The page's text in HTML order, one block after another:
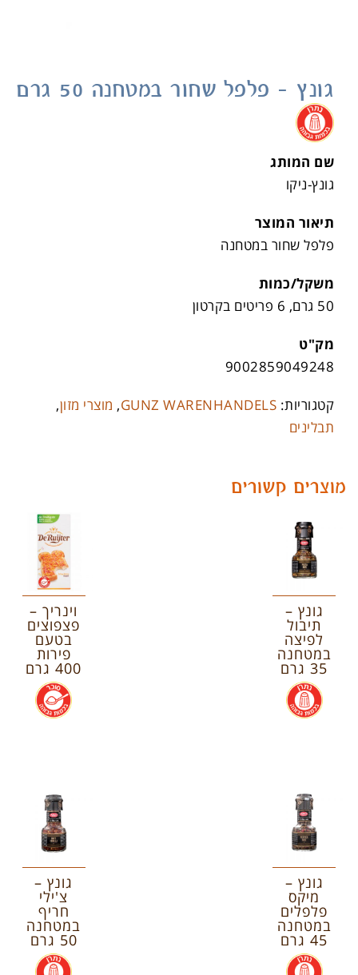
גונץ – פלפל שחור במטחנה 50 גרם
.
שם המותג
גונץ-ניקו
תיאור המוצר
פלפל שחור במטחנה
משקל/כמות
50 גרם, 6 פריטים בקרטון
מק"ט
9002859049248
קטגוריות: GUNZ WARENHANDELS
, מוצרי מזון,
תבלינים
מוצרים קשורים
גונץ –
תיבול
לפיצה
במטחנה
35 גרם
.
וינריך –
פצפוצים
בטעם
פירות
400 גרם
.
גונץ –
מיקס
פלפלים
במטחנה
45 גרם
.
גונץ –
צ'ילי
חריף
במטחנה
50 גרם
.